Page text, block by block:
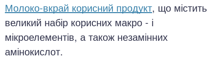
Молоко-вкрай корисний продукт, що містить
великий набір корисних макро - і
мікроелементів, а також незамінних
амінокислот.